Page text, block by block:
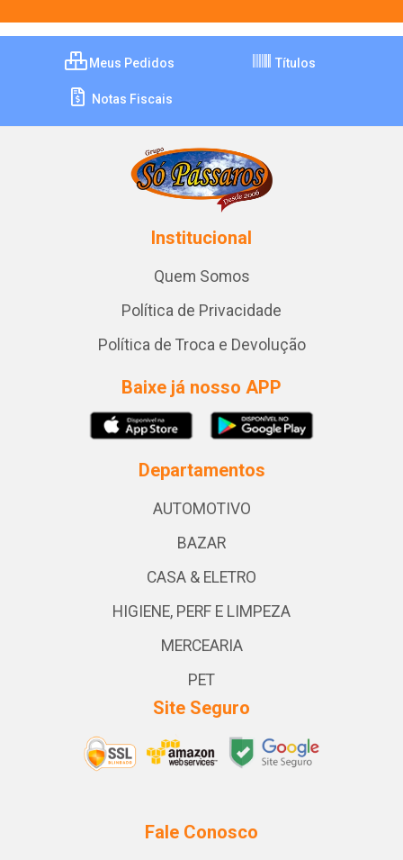
Meus Pedidos Títulos
Notas Fiscais
Institucional
Quem Somos
Política de Privacidade
Política de Troca e Devolução
Baixe já nosso APP
Departamentos
AUTOMOTIVO
BAZAR
CASA & ELETRO
HIGIENE, PERF E LIMPEZA
MERCEARIA
PET
Site Seguro
Fale Conosco